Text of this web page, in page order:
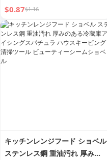
テッカー レンジフード用防塵カ
バー 防湿 防塵 油汚れ
$0.87$1.16
キッチンレンジフード ショベル
ステンレス鋼 重油汚れ 厚みの